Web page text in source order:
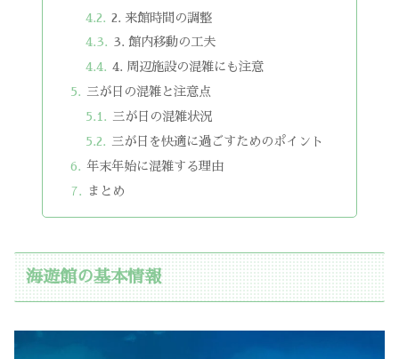
2. 来館時間の調整
3. 館内移動の工夫
4. 周辺施設の混雑にも注意
三が日の混雑と注意点
三が日の混雑状況
三が日を快適に過ごすためのポイント
年末年始に混雑する理由
まとめ
海遊館の基本情報